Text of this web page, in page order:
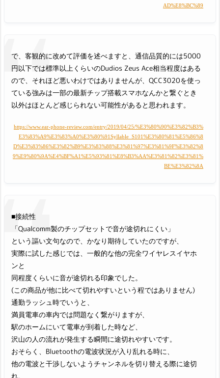
AD%E8%BC%89
で、客観的に改めて評価を述べますと、通信品質的には5000
円以下では標準以上くらいのDudios Zeus Ace相当程度はある
ので、それほど悪いわけではありませんが、QCC3020を使っ
ている強みは一部の最新チップ搭載スマホなんかと繋ぐとき
以外はほとんど感じられない可能性があると思われます。
https://www.ear-phone-review.com/entry/2019/04/25/%E3%80%90%E3%82%B3%
E3%83%A9%E3%83%A0%E3%80%91Syllable_S101%E3%80%81%E5%86%8
D%E3%83%86%E3%82%B9%E3%83%88%E3%81%97%E3%81%9F%E3%82%8
9%E9%80%9A%E4%BF%A1%E5%93%81%E8%B3%AA%E3%81%82%E3%81%
BE%E3%82%8A
■接続性
「Qualcomm製のチップセットで音が途切れにくい」
という謳い文句なので、かなり期待していたのですが、
実際に試した感じでは、一般的な他の完全ワイヤレスイヤホ
ンと
同程度くらいに音が途切れる印象でした。
(この商品が他に比べて切れやすいという程ではありません)
通勤ラッシュ時でいうと、
満員電車の車内では問題なく繋がりますが、
駅のホームにいて電車が到着した時など、
沢山の人の流れが発生する瞬間に途切れやすいです。
おそらく、Bluetoothの電波状況が入り乱れる時に、
他の電波と干渉しないようチャンネルを切り替える際に途切
れ、